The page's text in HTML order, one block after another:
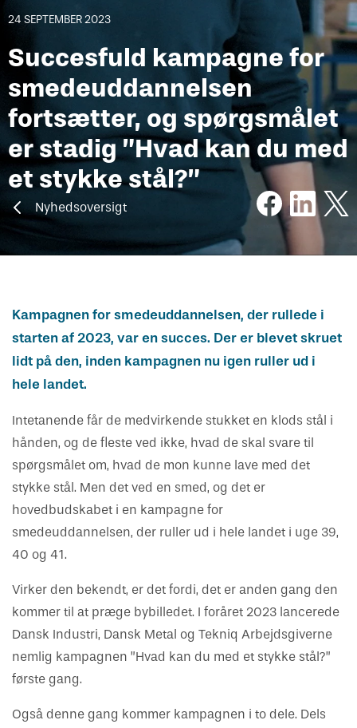
24 SEPTEMBER 2023
Succesfuld kampagne for
smedeuddannelsen
fortsætter, og spørgsmålet
er stadig ”Hvad kan du med
et stykke stål?”
Nyhedsoversigt
Kampagnen for smedeuddannelsen, der rullede i
starten af 2023, var en succes. Der er blevet skruet
lidt på den, inden kampagnen nu igen ruller ud i
hele landet.
Intetanende får de medvirkende stukket en klods stål i
hånden, og de fleste ved ikke, hvad de skal svare til
spørgsmålet om, hvad de mon kunne lave med det
stykke stål. Men det ved en smed, og det er
hovedbudskabet i en kampagne for
smedeuddannelsen, der ruller ud i hele landet i uge 39,
40 og 41.
Virker den bekendt, er det fordi, det er anden gang den
kommer til at præge bybilledet. I foråret 2023 lancerede
Dansk Industri, Dansk Metal og Tekniq Arbejdsgiverne
nemlig kampagnen ”Hvad kan du med et stykke stål?”
første gang.
Også denne gang kommer kampagnen i to dele. Dels
Vejledning om oplæring
Har du kendskab til bekymrende
Uenighed og tvister
Bestil kopi af svendebrev
Skuemestre
Rådgivning
Job